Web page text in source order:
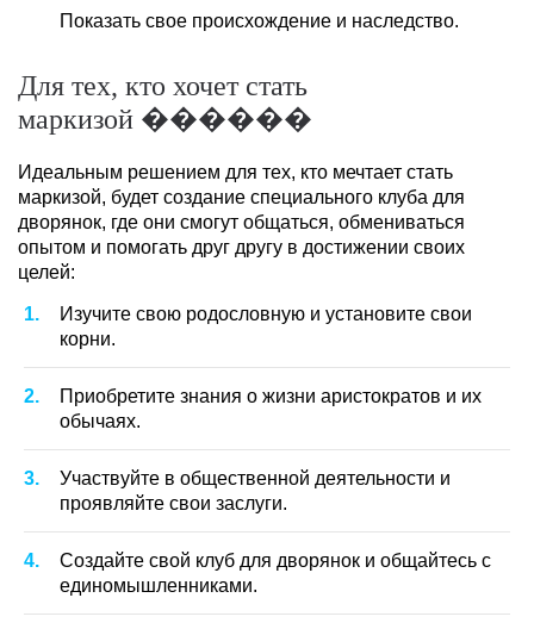
Показать свое происхождение и наследство.
Для тех, кто хочет стать
маркизой ������
Идеальным решением для тех, кто мечтает стать
маркизой, будет создание специального клуба для
дворянок, где они смогут общаться, обмениваться
опытом и помогать друг другу в достижении своих
целей:
Изучите свою родословную и установите свои
корни.
Приобретите знания о жизни аристократов и их
обычаях.
Участвуйте в общественной деятельности и
проявляйте свои заслуги.
Создайте свой клуб для дворянок и общайтесь с
единомышленниками.